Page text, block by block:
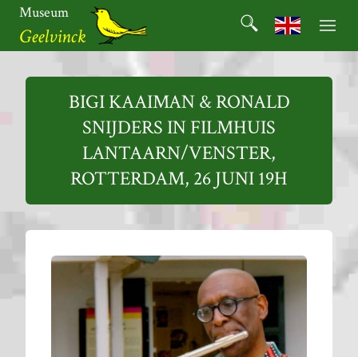
naar
de
Museum
Geelvinck
Geelvinck
Search
Search for:
BIGI KAAIMAN & RONALD
SNIJDERS IN FILMHUIS
LANTAARN/VENSTER,
ROTTERDAM, 26 JUNI 19H